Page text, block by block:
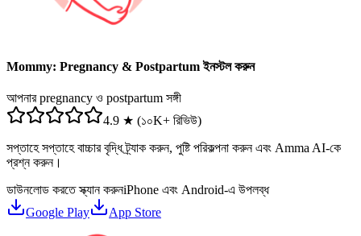
Mommy: Pregnancy & Postpartum ইনস্টল করুন
আপনার pregnancy ও postpartum সঙ্গী
4.9 ★ (১০K+ রিভিউ)
সপ্তাহে সপ্তাহে বাচ্চার বৃদ্ধি ট্র্যাক করুন, পুষ্টি পরিকল্পনা করুন এবং Amma AI-কে
প্রশ্ন করুন।
ডাউনলোড করতে স্ক্যান করুনiPhone এবং Android-এ উপলব্ধ
Google Play
App Store